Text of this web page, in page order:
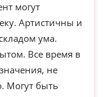
могут
Артистичны и
ума.
Все время в
не
Могут быть